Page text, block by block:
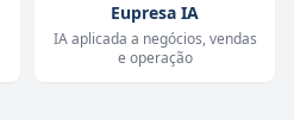
Eupresa IA
IA aplicada a negócios, vendas
e operação